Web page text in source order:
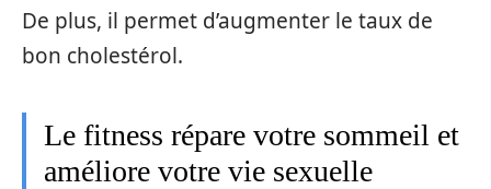
De plus, il permet d’augmenter le taux de
bon cholestérol.
Le fitness répare votre sommeil et
améliore votre vie sexuelle